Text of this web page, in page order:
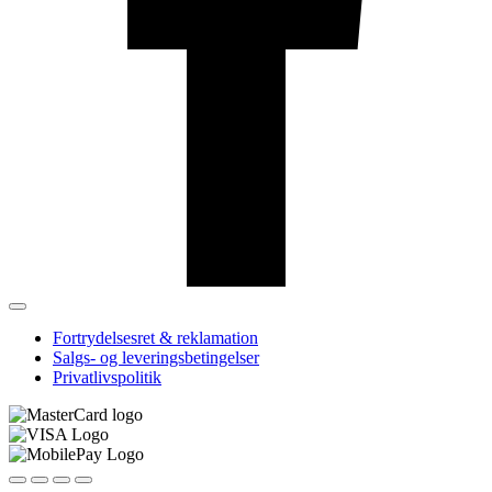
Fortrydelsesret & reklamation
Salgs- og leveringsbetingelser
Privatlivspolitik